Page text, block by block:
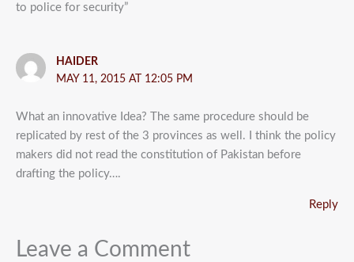
to police for security”
HAIDER
MAY 11, 2015 AT 12:05 PM
What an innovative Idea? The same procedure should be
replicated by rest of the 3 provinces as well. I think the policy
makers did not read the constitution of Pakistan before
drafting the policy….
Reply
Leave a Comment